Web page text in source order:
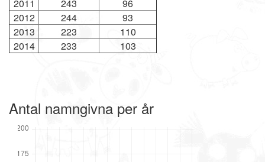
2011
243
96
2012
244
93
2013
223
110
2014
233 103
Antal namngivna per år